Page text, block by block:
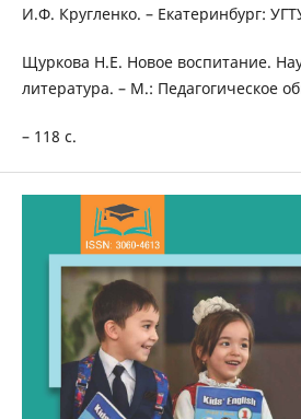
И.Ф. Кругленко. – Екатеринбург:
Щуркова Н.Е. Новое воспитание.
литература. – М.: Педагогическое
– 118 с.